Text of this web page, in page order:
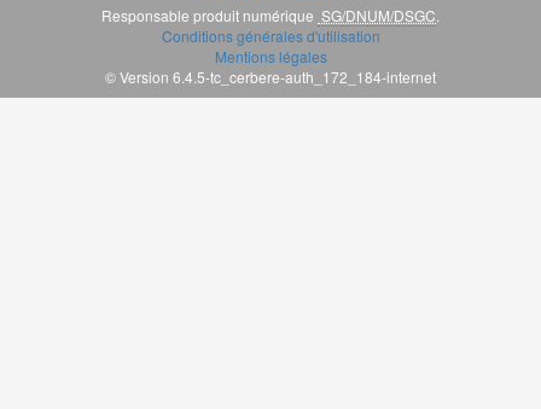
Responsable produit numérique SG/DNUM/DSGC
Conditions générales d'utilisation
Mentions légales
© Version 6.4.5-tc_cerbere-auth_172_184-internet